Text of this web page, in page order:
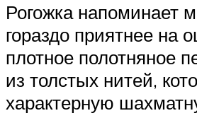
Рогожка напоминает
гораздо приятнее на
плотное полотняное
из толстых нитей,
характерную